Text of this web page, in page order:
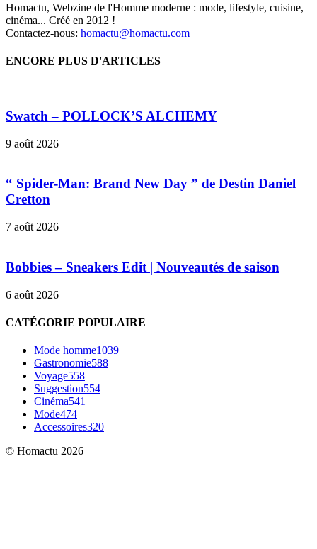
Homactu, Webzine de l'Homme moderne : mode, lifestyle, cuisine,
cinéma... Créé en 2012 !
Contactez-nous: homactu@homactu.com
ENCORE PLUS D'ARTICLES
Swatch – POLLOCK’S ALCHEMY
9 août 2026
“ Spider-Man: Brand New Day ” de Destin Daniel
Cretton
7 août 2026
Bobbies – Sneakers Edit | Nouveautés de saison
6 août 2026
CATÉGORIE POPULAIRE
Mode homme1039
Gastronomie588
Voyage558
Suggestion554
Cinéma541
Mode474
Accessoires320
© Homactu 2026